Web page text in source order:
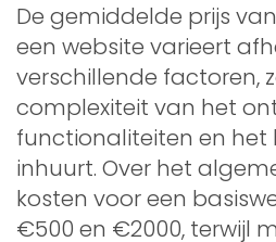
De gemiddelde prijs
een website varieert
verschillende factoren,
complexiteit van het
functionaliteiten en het
inhuurt. Over het
kosten voor een
€500 en €2000, terwijl